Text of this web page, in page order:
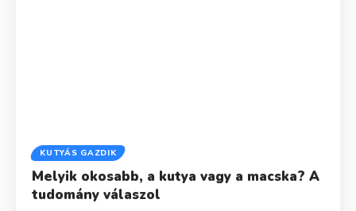
KUTYÁS GAZDIK
Melyik okosabb, a kutya vagy a macska? A
tudomány válaszol